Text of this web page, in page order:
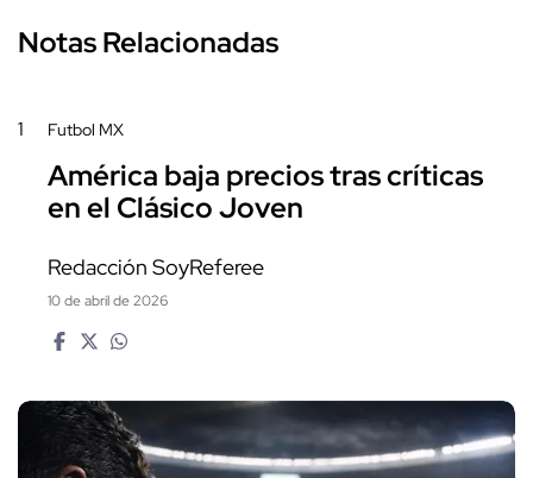
Notas Relacionadas
1 Futbol MX
América baja precios tras críticas
en el Clásico Joven
Redacción SoyReferee
10 de abril de 2026